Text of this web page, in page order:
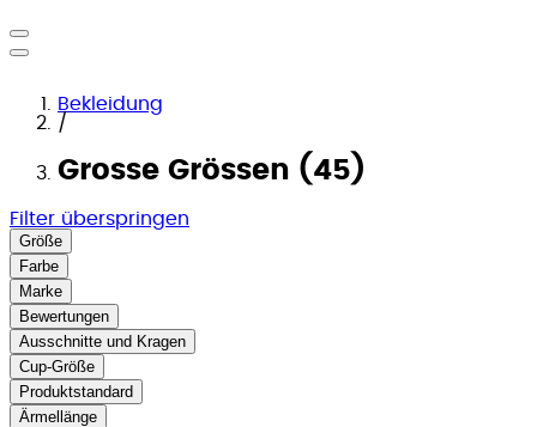
Bekleidung
/
Grosse Grössen (45)
Filter überspringen
Größe
Farbe
Marke
Bewertungen
Ausschnitte und Kragen
Cup-Größe
Produktstandard
Ärmellänge